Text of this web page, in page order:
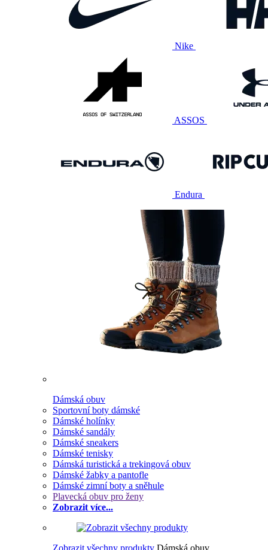
Nike
ASSOS
Endura
Dámská obuv
Sportovní boty dámské
Dámské holínky
Dámské sandály
Dámské sneakers
Dámské tenisky
Dámská turistická a trekingová obuv
Dámské žabky a pantofle
Dámské zimní boty a sněhule
Plavecká obuv pro ženy
Zobrazit více...
Zobrazit všechny produkty Dámská obuv